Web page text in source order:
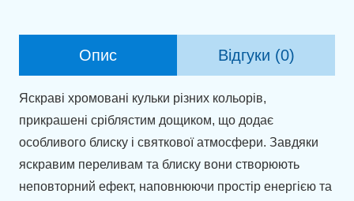
Опис Відгуки (0)
Яскраві хромовані кульки різних кольорів,
прикрашені сріблястим дощиком, що додає
особливого блиску і святкової атмосфери. Завдяки
яскравим переливам та блиску вони створюють
неповторний ефект, наповнюючи простір енергією та